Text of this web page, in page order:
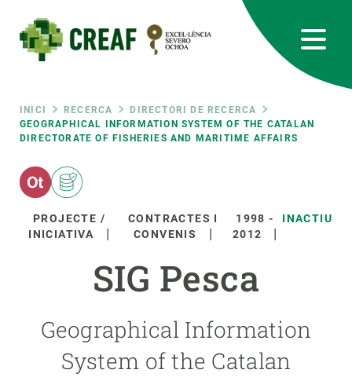
contingut
Fil
d'ariadna
INICI RECERCA
DIRECTORI DE RECERCA
GEOGRAPHICAL INFORMATION SYSTEM OF THE CATALAN
DIRECTORATE OF FISHERIES AND MARITIME AFFAIRS
PROJECTE /
INICIATIVA
CONTRACTES I
CONVENIS
1998 -
2012
INACTIU
SIG Pesca
Geographical Information
System of the Catalan
RRSS
Featured
responsive
Responsive
menu
SOBRE NOSALTRES
UNEIX-TE A NOSALTRES